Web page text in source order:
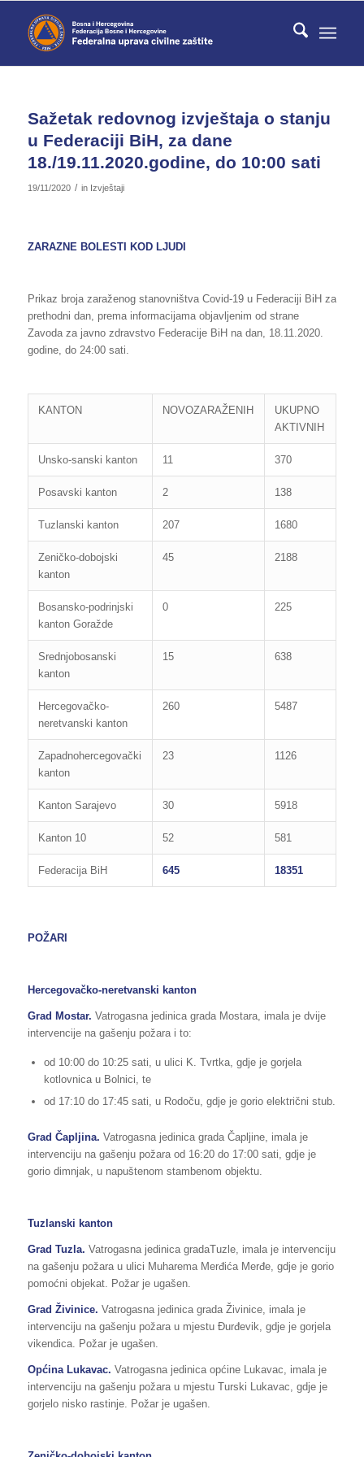
Sažetak redovnog izvještaja o stanju
u Federaciji BiH, za dane
18./19.11.2020.godine, do 10:00 sati
19/11/2020 / in Izvještaji
ZARAZNE BOLESTI KOD LJUDI
Prikaz broja zaraženog stanovništva Covid-19 u Federaciji BiH za
prethodni dan, prema informacijama objavljenim od strane
Zavoda za javno zdravstvo Federacije BiH na dan, 18.11.2020.
godine, do 24:00 sati.
KANTON NOVOZARAŽENIH
UKUPNO
AKTIVNIH
Unsko-sanski kanton 11 370
Posavski kanton 2 138
Tuzlanski kanton 207 1680
Zeničko-dobojski
kanton
45 2188
Bosansko-podrinjski
kanton Goražde
0 225
Srednjobosanski
kanton
15 638
Hercegovačko-
neretvanski kanton
260 5487
Zapadnohercegovački
kanton
23 1126
Kanton Sarajevo 30 5918
Kanton 10 52 581
Federacija BiH 645 18351
POŽARI
Hercegovačko-neretvanski kanton
Grad Mostar. Vatrogasna jedinica grada Mostara, imala je dvije
intervencije na gašenju požara i to:
od 10:00 do 10:25 sati, u ulici K. Tvrtka, gdje je gorjela
kotlovnica u Bolnici, te
od 17:10 do 17:45 sati, u Rodoču, gdje je gorio električni stub.
Grad Čapljina. Vatrogasna jedinica grada Čapljine, imala je
intervenciju na gašenju požara od 16:20 do 17:00 sati, gdje je
gorio dimnjak, u napuštenom stambenom objektu.
Tuzlanski kanton
Grad Tuzla. Vatrogasna jedinica gradaTuzle, imala je intervenciju
na gašenju požara u ulici Muharema Merđića Merđe, gdje je gorio
pomoćni objekat. Požar je ugašen.
Grad Živinice. Vatrogasna jedinica grada Živinice, imala je
intervenciju na gašenju požara u mjestu Đurđevik, gdje je gorjela
vikendica. Požar je ugašen.
Općina Lukavac. Vatrogasna jedinica općine Lukavac, imala je
intervenciju na gašenju požara u mjestu Turski Lukavac, gdje je
gorjelo nisko rastinje. Požar je ugašen.